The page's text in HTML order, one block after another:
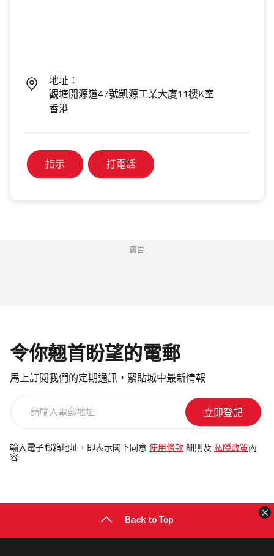
地址：
觀塘開源道47號凱源工業大廈11樓K室
香港
指示 打電話
廣告
令你翹首盼望的電郵
馬上訂閱我們的定期通訊，緊貼城中最新情報
電
郵
輸入電子郵箱地址，即表示閣下同意 使用條款 細則及 私隱政策 內
容
Back to Top